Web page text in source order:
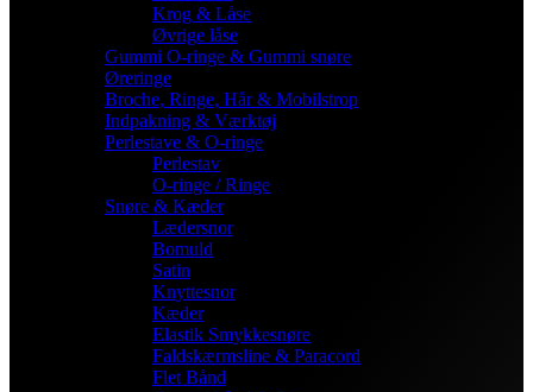
Krog & Låse
Øvrige låse
Gummi O-ringe & Gummi snøre
Øreringe
Broche, Ringe, Hår & Mobilstrop
Indpakning & Værktøj
Perlestave & O-ringe
Perlestav
O-ringe / Ringe
Snøre & Kæder
Lædersnor
Bomuld
Satin
Knyttesnor
Kæder
Elastik Smykkesnøre
Faldskærmsline & Paracord
Flet Bånd